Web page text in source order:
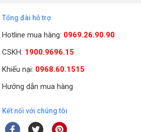
Tổng đài hỗ trợ
Hotline mua hàng: 0969.26.90.90
CSKH: 1900.9696.15
Khiếu nại: 0968.60.1515
Hướng dẫn mua hàng
Kết nối với chúng tôi